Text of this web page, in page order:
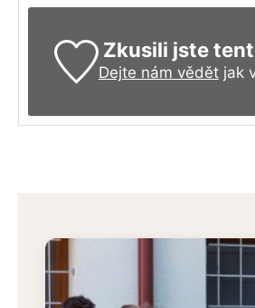
Zkusili jste
Dejte nám vědětjak